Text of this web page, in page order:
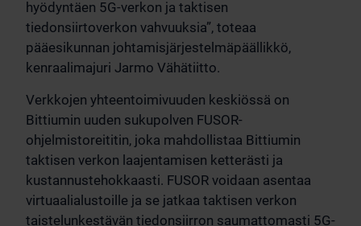
hyödyntäen 5G-verkon ja taktisen
tiedonsiirtoverkon vahvuuksia”, toteaa
pääesikunnan johtamisjärjestelmäpäällikkö,
kenraalimajuri Jarmo Vähätiitto.
Verkkojen yhteentoimivuuden keskiössä on
Bittiumin uuden sukupolven FUSOR-
ohjelmistoreititin, joka mahdollistaa Bittiumin
taktisen verkon laajentamisen ketterästi ja
kustannustehokkaasti. FUSOR voidaan asentaa
virtuaalialustoille ja se jatkaa taktisen verkon
taistelunkestävän tiedonsiirron saumattomasti 5G-